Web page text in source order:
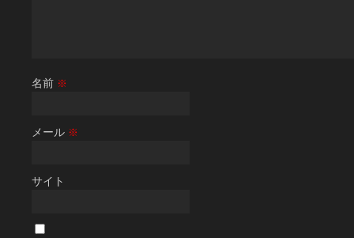
名前 ※
メール ※
サイト